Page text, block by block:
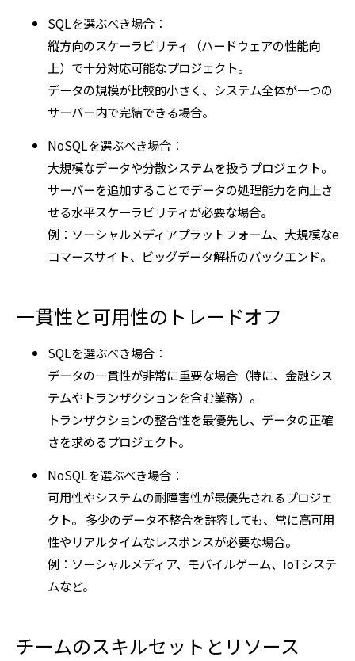
SQLを選ぶべき場合：
縦方向のスケーラビリティ（ハードウェアの性能向
上）で十分対応可能なプロジェクト。
データの規模が比較的小さく、システム全体が一つの
サーバー内で完結できる場合。
NoSQLを選ぶべき場合：
大規模なデータや分散システムを扱うプロジェクト。
サーバーを追加することでデータの処理能力を向上さ
せる水平スケーラビリティが必要な場合。
例：ソーシャルメディアプラットフォーム、大規模なe
コマースサイト、ビッグデータ解析のバックエンド。
一貫性と可用性のトレードオフ
SQLを選ぶべき場合：
データの一貫性が非常に重要な場合（特に、金融シス
テムやトランザクションを含む業務）。
トランザクションの整合性を最優先し、データの正確
さを求めるプロジェクト。
NoSQLを選ぶべき場合：
可用性やシステムの耐障害性が最優先されるプロジェ
クト。 多少のデータ不整合を許容しても、常に高可用
性やリアルタイムなレスポンスが必要な場合。
例：ソーシャルメディア、モバイルゲーム、IoTシステ
ムなど。
チームのスキルセットとリソース